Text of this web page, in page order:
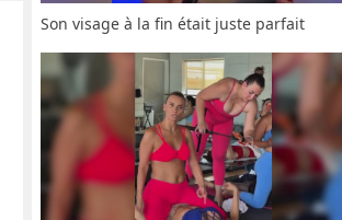
Son visage à la fin était juste parfait